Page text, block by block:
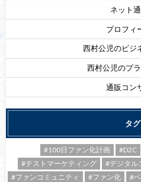
ネット
プロフィ
西村公児のビジ
西村公児のプ
通販コン
タグ
#100日ファン化計画 #D2C
#テストマーケティング
#デジタル
#ファンコミュニティ
#ファン化 #